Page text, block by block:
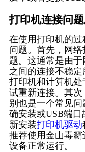
打印机连接问
在使用打印机的
问题。首先，网
题。这通常是由
之间的连接不稳
打印机和计算机
试重新连接。其
别也是一个常见
确安装或USB端
新安装打印机驱动
推荐使用金山毒
设备正常运行。